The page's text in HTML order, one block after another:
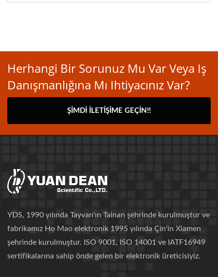
Herhangi Bir Sorunuz Mu Var Veya Iş
Danışmanlığına Mı Ihtiyacınız Var?
ŞIMDI İLETIŞIME GEÇIN!!
YDS, 1990 yılında Tayvan'ın Tainan şehrinde kurulmuştur ve
fabrikamız Ho Mao elektronik 1995 yılında Çin'in Xiamen
şehrinde kurulmuştur. ISO 9001, ISO 14001 ve IATF16949
sertifikalarına sahip önde gelen bir elektronik üreticisiyiz.